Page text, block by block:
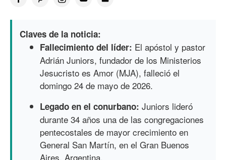
Claves de la noticia:
Fallecimiento del líder: El apóstol y pastor
Adrián Juniors, fundador de los Ministerios
Jesucristo es Amor (MJA), falleció el
domingo 24 de mayo de 2026.
Legado en el conurbano: Juniors lideró
durante 34 años una de las congregaciones
pentecostales de mayor crecimiento en
General San Martín, en el Gran Buenos
Aires, Argentina.